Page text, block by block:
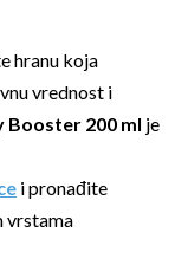
hranu koja
vrednost i
Booster 200 ml je
i pronađite
vrstama